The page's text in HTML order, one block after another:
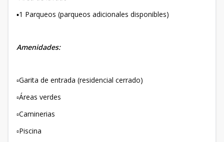
▪️1 Parqueos (parqueos adicionales disponibles)
Amenidades:
▫️Garita de entrada (residencial cerrado)
▫️Áreas verdes
▫️Caminerias
▫️Piscina